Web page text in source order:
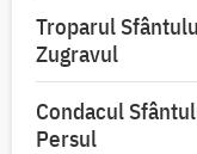
Troparul
Zugravul
Condacul
Persul